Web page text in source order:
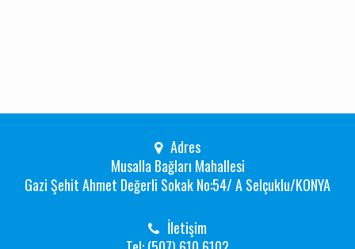
Adres
Musalla Bağları Mahallesi
Gazi Şehit Ahmet Değerli Sokak No:54/ A Selçuklu/KONYA
İletişim